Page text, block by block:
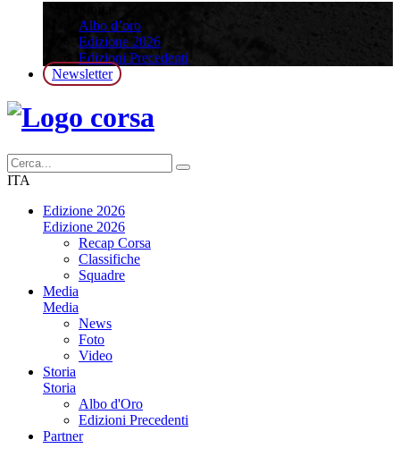
Albo d’oro
Edizione 2026
Edizioni Precedenti
Newsletter
ITA
Edizione 2026
Edizione 2026
Recap Corsa
Classifiche
Squadre
Media
Media
News
Foto
Video
Storia
Storia
Albo d'Oro
Edizioni Precedenti
Partner